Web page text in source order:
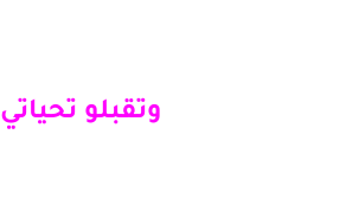
وتقبلو تحياتي